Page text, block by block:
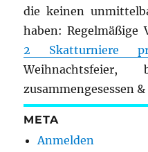
die keinen
haben: Regelmäßige
2 Skatturniere
zusammengesessen
META
Anmelden